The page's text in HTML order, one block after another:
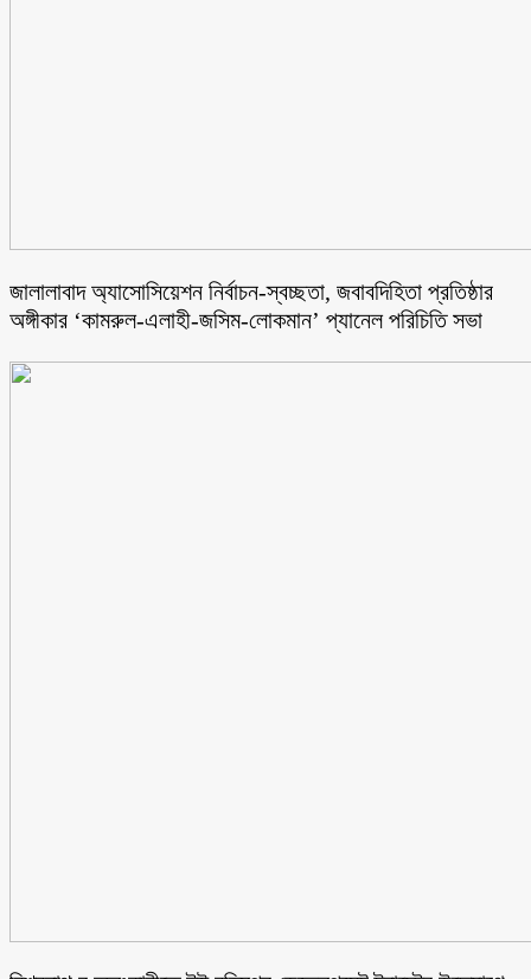
জালালাবাদ অ্যাসোসিয়েশন নির্বাচন-স্বচ্ছতা, জবাবদিহিতা প্রতিষ্ঠার
অঙ্গীকার ‘কামরুল-এলাহী-জসিম-লোকমান’ প্যানেল পরিচিতি সভা